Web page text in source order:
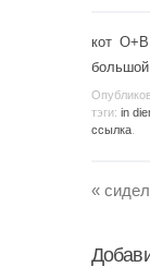
кот
большой
тэги: in
ссылка
«